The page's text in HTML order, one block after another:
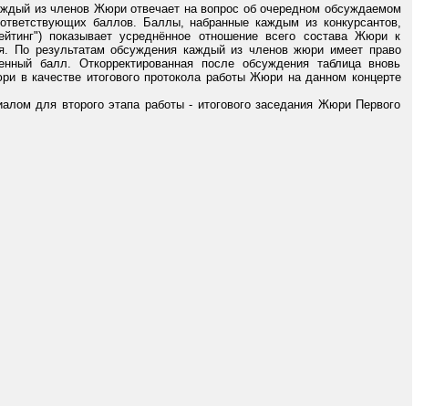
из членов Жюри отвечает на вопрос об очередном обсуждаемом
баллов. Баллы, набранные каждым из конкурсантов,
показывает усреднённое отношение всего состава Жюри к
По результатам обсуждения каждый из членов жюри имеет право
балл. Откорректированная после обсуждения таблица вновь
в качестве итогового протокола работы Жюри на данном концерте
для второго этапа работы - итогового заседания Жюри Первого